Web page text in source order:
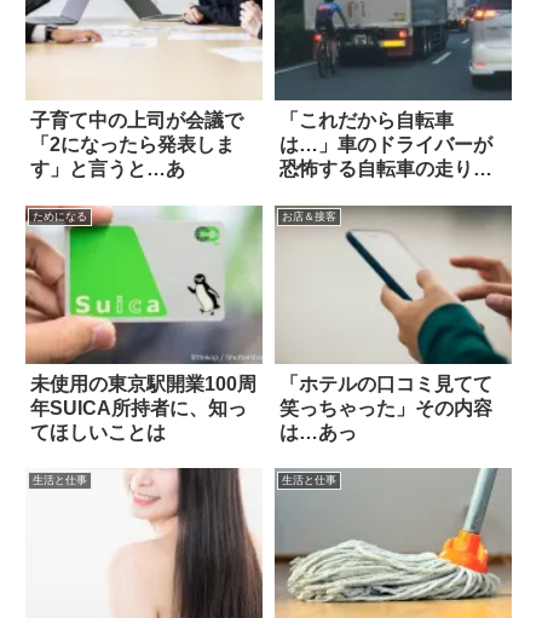
子育て中の上司が会議で
「2になったら発表しま
す」と言うと…あ
「これだから自転車
は…」車のドライバーが
恐怖する自転車の走り方
ためになる
未使用の東京駅開業100周
年SUICA所持者に、知っ
てほしいことは
お店＆接客
「ホテルの口コミ見てて
笑っちゃった」その内容
は…あっ
生活と仕事 生活と仕事